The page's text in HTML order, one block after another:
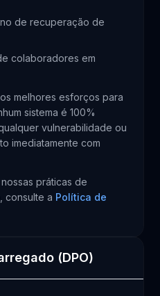
de recuperação de
colaboradores em
melhores esforços para
sistema é 100%
vulnerabilidade ou
imediatamente com
práticas de
consulte a Política de
(DPO)